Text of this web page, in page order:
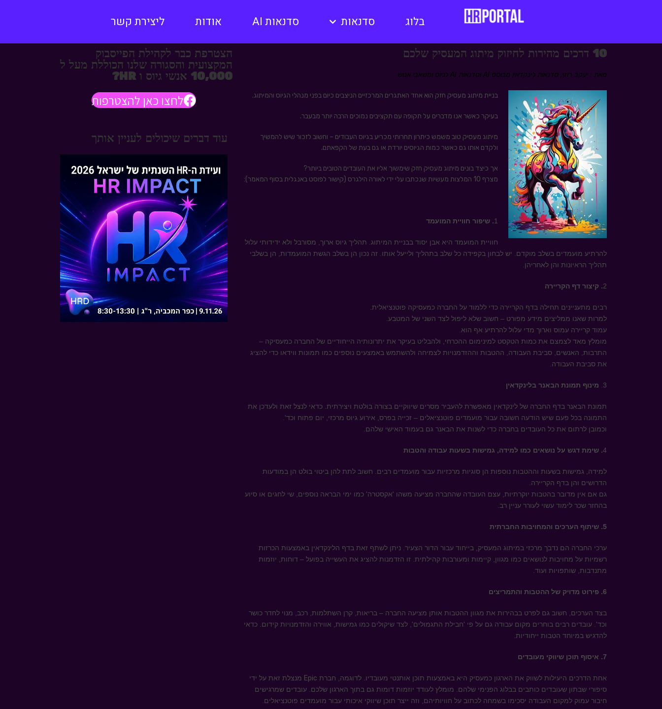
בלוג סדנאות סדנאות AI אודות ליצירת קשר
10 דרכים מהירות לחיזוק מיתוג המעסיק שלכם
מאת : יעקב רוזן, סדנאות לינקדאין מבוסס AI וסדנאות AI לגיוס ומשאבי אנוש
בניית מיתוג מעסיק חזק הוא אחד האתגרים המרכזיים הניצבים כיום בפני מנהלי הגיוס והמיתוג.
בעיקר כאשר אנו מדברים על תקופה עם תקציבים נמוכים הרבה יותר מבעבר.
מיתוג מעסיק טוב משמש כיתרון תחרותי מכריע בגיוס העבודים – וחשוב לזכור שיש להמשיך
ולקדם אותו גם כאשר כמות הגיוסים יורדת או גם בעת של הקפאתם.
אך כיצד בונים מיתוג מעסיק חזק שימשוך אליו את העובדים הטובים ביותר?
מצרף 10 המלצות מעשיות שנכתבו עלי ידי לאורה הילגרס (קישור לפוסט באנגלית בסוף המאמר):
1. שיפור חוויית המועמד
חוויית המועמד היא אבן יסוד בבניית המיתוג. תהליך גיוס ארוך, מסורבל ולא ידידותי עלול
להרתיע מועמדים בשלב מוקדם. יש לבחון בקפידה כל שלב בתהליך ולייעל אותו. זה נכון הן בשלב הגשת המועמדות, הן בשלבי
תהליך הראיונות והן לאחריהן.
2. קיצור דף הקריירה
רבים מתעניינים תחילה בדף הקריירה כדי ללמוד על החברה כמעסיקה פוטנציאלית.
למרות שאנו ממליצים מידע מפורט – חשוב שלא ליפול לצד השני של המטבע.
עמוד קריירה עמוס וארוך מדי עלול להרתיע אף הוא.
מומלץ מאד לצמצם את כמות הטקסט למינימום ההכרחי, ולהבליט בעיקר את יתרונותיה הייחודיים של החברה כמעסיקה –
התרבות, האנשים, סביבת העבודה, ההטבות וההזדמנויות לצמיחה ולהשתמש באמצעים נוספים כמו תמונות ווידאו כדי להציג
את סביבת העבודה.
3. מינוף תמונת הבאנר בלינקדאין
תמונת הבאנר בדף החברה של לינקדאין מאפשרת להעביר מסרים שיווקיים בצורה בולטת ויצירתית. כדאי לנצל זאת ולעדכן את
התמונה בכל פעם שיש הודעה חשובה עבור מועמדים פוטנציאלים – זכייה בפרס, אירוע גיוס מרכזי, יום פתוח וכד'.
וכמובן לרתום את כל העובדים בחברה כדי לשנות את הבאנר גם בעמוד האישי שלהם.
4. שימת דגש על נושאים כמו למידה, גמישות בשעות עבודה והטבות
למידה, גמישות בשעות וההטבות נוספות הן סוגיות מרכזיות עבור מועמדים רבים. חשוב לתת להן ביטוי בולט הן במודעות
הדרושים והן בדף הקריירה.
גם אם אין מדובר בהטבות יוקרתיות, עצם העובדה שהחברה מציעה משהו 'אקסטרה' כמו ימי הבראה נוספים, שי לחגים או סיוע
בהחזר שכר לימוד עשוי לעורר עניין רב.
5. שיתוף הערכים והמחויבות החברתית
ערכי החברה הם נדבך מרכזי במיתוג המעסיק, בייחוד עבור הדור הצעיר. ניתן לשתף זאת בדף הלינקדאין באמצעות הכרזות
רשמיות על מחויבות לנושאים כמו מגוון, קיימות ומעורבות קהילתית. זו הזדמנות להציג את העשייה בפועל – דוחות, יוזמות
מתנדבות, שותפויות ועוד.
6. פירוט מדויק של ההטבות והתמריצים
בצד הערכים, חשוב גם לפרט בבהירות את מגוון ההטבות אותן מציעה החברה – בריאות, קרן השתלמות, רכב, מנוי לחדר כושר
וכד'. עובדים רבים בוחרים מקום עבודה גם על פי 'חבילת התגמולים', לצד שיקולים כמו גמישות, אווירה והזדמנויות קידום. כדאי
להדגיש במיוחד הטבות ייחודיות.
7. איסוף תוכן שיווקי מעובדים
אחת הדרכים היעילות לשווק את הארגון כמעסיק היא באמצעות תוכן אותנטי מעובדיו. לדוגמה, חברת Epic מנצלת זאת על ידי
סיפורי שבתון שעובדים כותבים בבלוג הפנימי שלהם. מומלץ לעודד יוזמות דומות גם בתוך הארגון שלכם. עובדים שמרגישים
חיבור עמוק למקום העבודה יסכימו בשמחה לכתוב על חוויותיהם, וזה ייצר תוכן שיווקי איכותי עבור מועמדים פוטנציאלים.
הצטרפת כבר לקהילת הפייסבוק
המקצועית והסגורה שלנו הכוללת מעל ל
10,000 אנשי גיוס ו HR?
לחצו כאן להצטרפות
עוד דברים שיכולים לעניין אותך